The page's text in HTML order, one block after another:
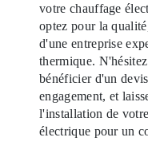
votre chauffage
optez pour la
d'une entreprise
thermique.
bénéficier d'un
engagement, et
l'installation de
électrique pour un